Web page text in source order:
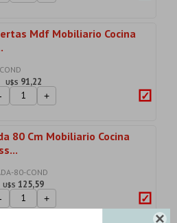

Mdf Mobiliario Cocina
U$S 91,22
+
80 Cm Mobiliario Cocina
80-COND
U$S 125,59
+